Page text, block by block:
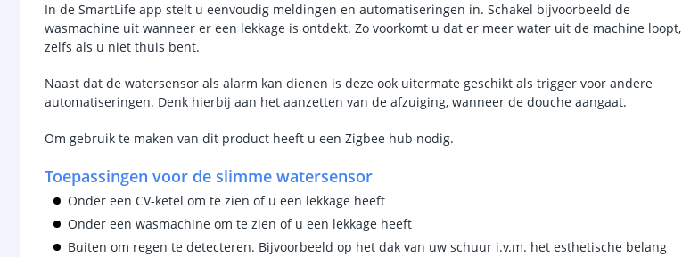
In de SmartLife app stelt u eenvoudig meldingen en automatiseringen in. Schakel bijvoorbeeld de
wasmachine uit wanneer er een lekkage is ontdekt. Zo voorkomt u dat er meer water uit de machine loopt,
zelfs als u niet thuis bent.
Naast dat de watersensor als alarm kan dienen is deze ook uitermate geschikt als trigger voor andere
automatiseringen. Denk hierbij aan het aanzetten van de afzuiging, wanneer de douche aangaat.
Om gebruik te maken van dit product heeft u een Zigbee hub nodig.
Toepassingen voor de slimme watersensor
Onder een CV-ketel om te zien of u een lekkage heeft
Onder een wasmachine om te zien of u een lekkage heeft
Buiten om regen te detecteren. Bijvoorbeeld op het dak van uw schuur i.v.m. het esthetische belang